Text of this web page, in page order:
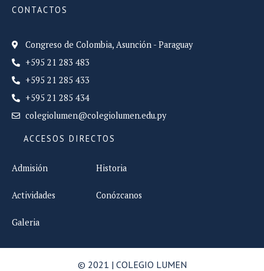
CONTACTOS
Congreso de Colombia, Asunción - Paraguay
+595 21 283 483
+595 21 285 433
+595 21 285 434
colegiolumen@colegiolumen.edu.py
ACCESOS DIRECTOS
Admisión
Actividades
Galeria
Historia
Conózcanos
© 2021 | COLEGIO LUMEN